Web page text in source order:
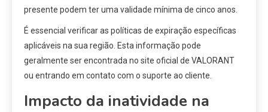
presente podem ter uma validade mínima de cinco anos.
É essencial verificar as políticas de expiração específicas
aplicáveis na sua região. Esta informação pode
geralmente ser encontrada no site oficial de VALORANT
ou entrando em contato com o suporte ao cliente.
Impacto da inatividade na